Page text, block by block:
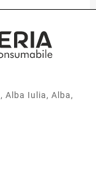
Alba Iulia, Alba,